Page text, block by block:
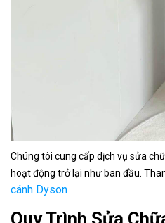
Chúng tôi cung cấp dịch vụ sửa
hoạt động trở lại như ban đầu.
cánh Dyson